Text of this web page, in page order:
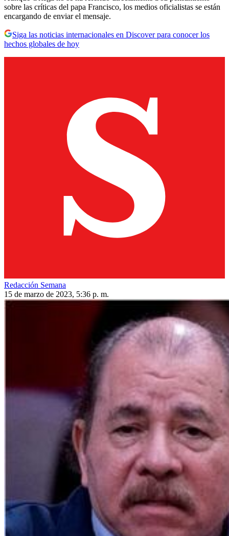
sobre las críticas del papa Francisco, los medios oficialistas se están
encargando de enviar el mensaje.
Siga las noticias internacionales en Discover para conocer los
hechos globales de hoy
Redacción Semana
15 de marzo de 2023, 5:36 p. m.